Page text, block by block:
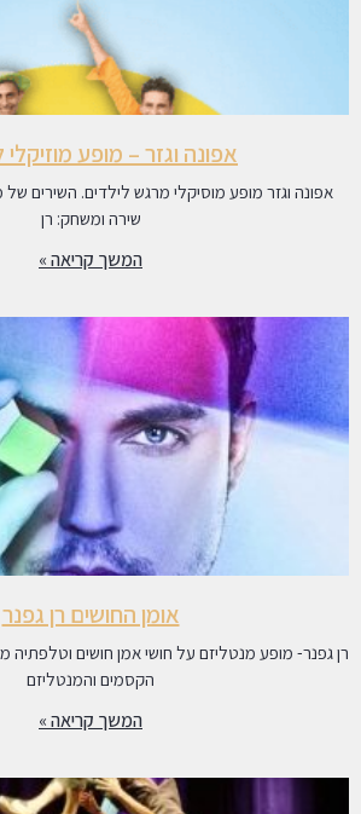
אפונה וגזר – מופע מוזיקלי
אפונה וגזר מופע מוסיקלי מרגש לילדים. השירים
שירה ומשחק: רן
המשך קריאה »
אומן החושים רן גפנר
רן גפנר- מופע מנטליזם על חושי אמן חושים
הקסמים והמנטליזם
המשך קריאה »